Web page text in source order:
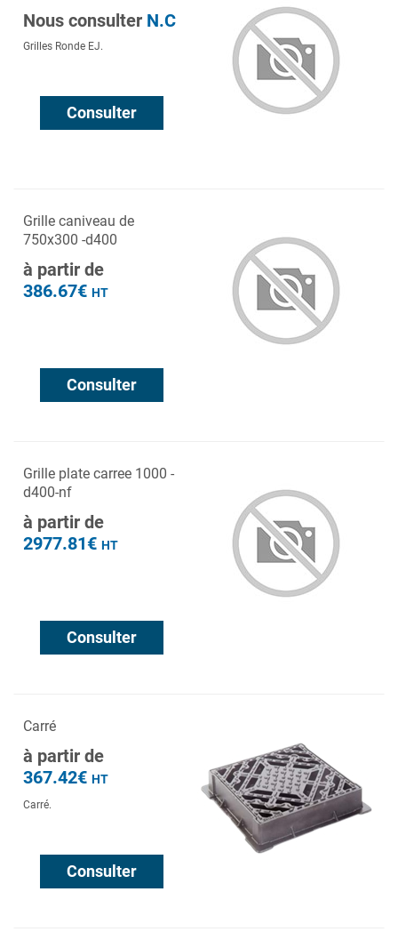
Nous consulter N.C
Grilles Ronde EJ.
Consulter
Grille caniveau de
750x300 -d400
à partir de
386.67€ HT
Consulter
Grille plate carree 1000 -
d400-nf
à partir de
2977.81€ HT
Consulter
Carré
à partir de
367.42€ HT
Carré.
Consulter